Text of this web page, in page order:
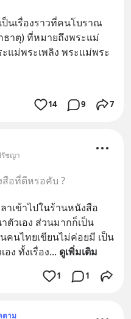
ป็นเรื่องราวที่คนโบราณ
ธาตุ) ที่หมายถึงพระแม่
แม่พระเพลิง พระแม่พระ
14 9 7
รัชญา
อที่ดีหรอคับ ?
าเข้าไปในร้านหนังสือ
ตัวเอง ส่วนมากก็เป็น
คนไทยเขียนไม่ค่อยมี เป็น
ง ทั้งเรื่อง... ดูเพิ่มเติม
1 1
ตาม